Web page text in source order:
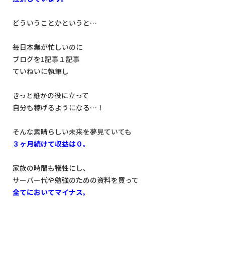
どういうことかというと…
毎日本業が忙しいのに
ブログを1記事１記事
ていねいに執筆し
きっと誰かの役に立って
自分も稼げるようになる…！
そんな素晴らしい未来を夢見ていても
３ヶ月続けて収益は０。
家族の時間も犠牲にし、
サーバー代や勉強のための資料を買って
全てにおいてマイナス。